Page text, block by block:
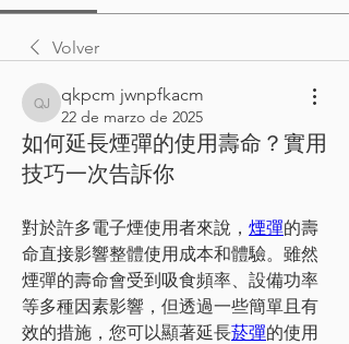
Volver
qkpcm jwnpfkacm
qkpcm jwnpfkacm
22 de marzo de 2025
如何延長煙彈的使用壽命？實用
技巧一次告訴你
對於許多電子煙使用者來說， 煙彈的壽
命直接影響整體使用成本和體驗。雖然
煙彈的壽命會受到吸食頻率、設備功率
等多種因素影響，但透過一些簡單且有
效的措施，您可以顯著延長菸彈的使用